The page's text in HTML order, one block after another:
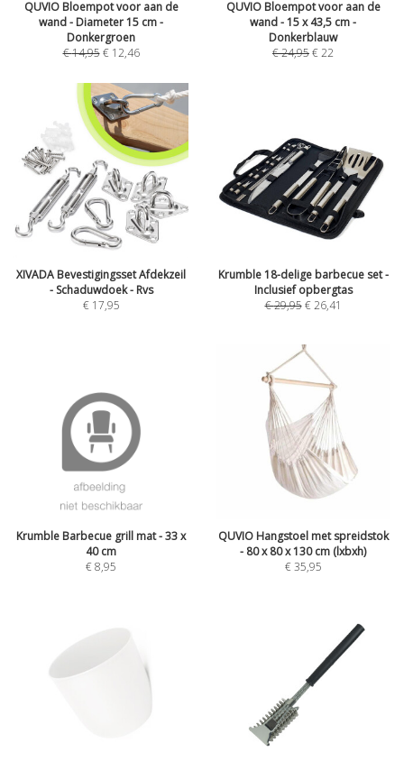
QUVIO Bloempot voor aan de
wand - Diameter 15 cm -
Donkergroen
€14,95 € 12,46
QUVIO Bloempot voor aan de
wand - 15 x 43,5 cm -
Donkerblauw
€24,95€22
XIVADA Bevestigingsset Afdekzeil
- Schaduwdoek - Rvs
€ 17,95
Krumble 18-delige barbecue set -
Inclusief opbergtas
€29,95 €26,41
Krumble Barbecue grill mat - 33 x
40 cm
€8,95
QUVIO Hangstoel met spreidstok
- 80 x 80 x 130 cm (lxbxh)
€35,95